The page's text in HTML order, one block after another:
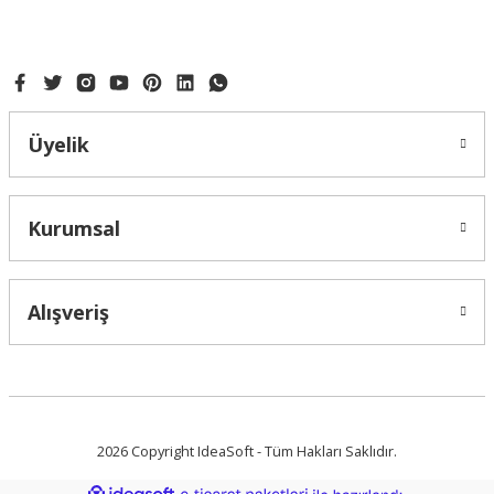
Üyelik
Kurumsal
Alışveriş
2026 Copyright IdeaSoft - Tüm Hakları Saklıdır.